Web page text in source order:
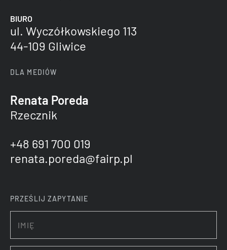
BIURO
ul. Wyczółkowskiego 113
44-109 Gliwice
DLA MEDIÓW
Renata Poreda
Rzecznik
+48 691 700 019
renata.poreda@fairp.pl
PRZEŚLIJ ZAPYTANIE